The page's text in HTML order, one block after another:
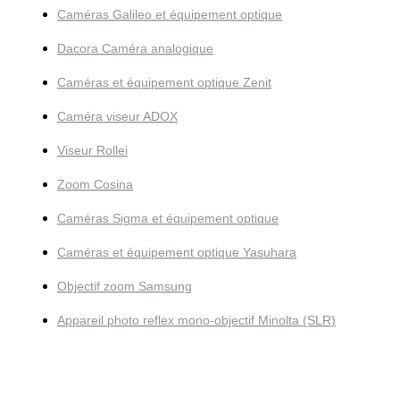
Caméras Galileo et équipement optique
Dacora Caméra analogique
Caméras et équipement optique Zenit
Caméra viseur ADOX
Viseur Rollei
Zoom Cosina
Caméras Sigma et équipement optique
Caméras et équipement optique Yasuhara
Objectif zoom Samsung
Appareil photo reflex mono-objectif Minolta (SLR)